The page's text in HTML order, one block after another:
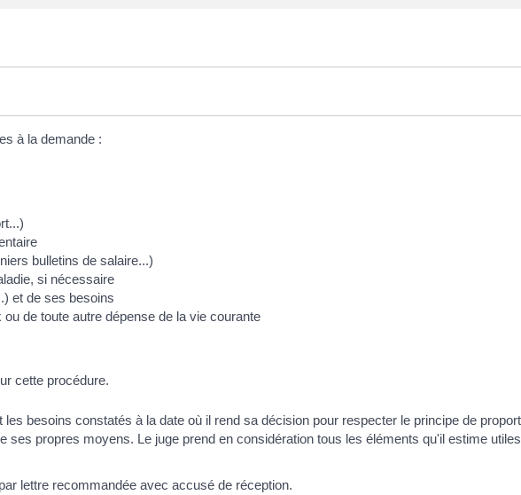
à la demande :
bulletins de salaire...)
si nécessaire
et de ses besoins
de toute autre dépense de la vie courante
cette procédure.
besoins constatés à la date où il rend sa décision pour respecter le principe de
ses propres moyens. Le juge prend en considération tous les éléments qu'il estime
lettre recommandée avec accusé de réception.